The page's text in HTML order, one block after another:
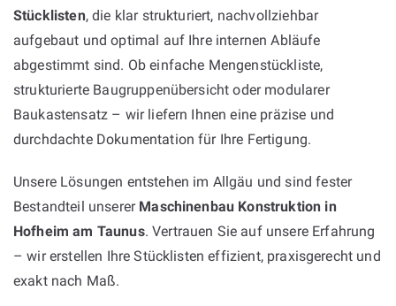
Stücklisten, die klar strukturiert, nachvollziehbar
aufgebaut und optimal auf Ihre internen Abläufe
abgestimmt sind. Ob einfache Mengenstückliste,
strukturierte Baugruppenübersicht oder modularer
Baukastensatz – wir liefern Ihnen eine präzise und
durchdachte Dokumentation für Ihre Fertigung.
Unsere Lösungen entstehen im Allgäu und sind fester
Bestandteil unserer Maschinenbau Konstruktion in
Hofheim am Taunus. Vertrauen Sie auf unsere Erfahrung
– wir erstellen Ihre Stücklisten effizient, praxisgerecht und
exakt nach Maß.